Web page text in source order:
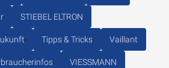
STIEBEL ELTRON
Tipps & Tricks Vaillant
VIESSMANN